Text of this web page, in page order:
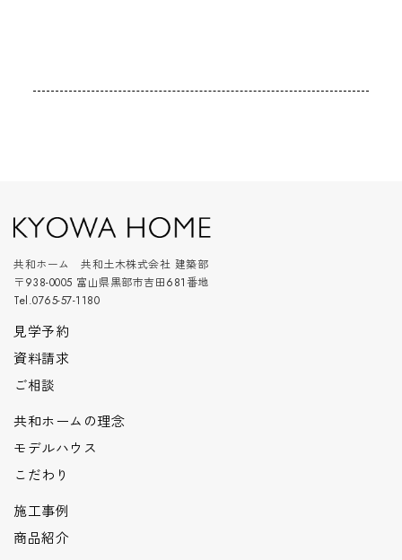
共和ホーム 共和土木株式会社 建築部
〒938-0005 富山県黒部市吉田681番地
Tel.0765-57-1180
見学予約
資料請求
ご相談
共和ホームの理念
モデルハウス
こだわり
施工事例
商品紹介